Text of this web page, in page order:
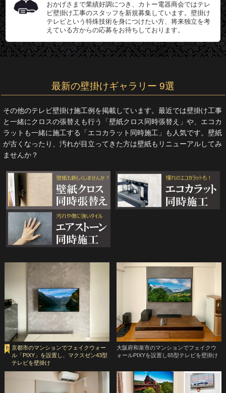
おかげさまで業績好調につき、カトー電器商会ではテレ
ビ壁掛け工事のスタッフを新規募集しています。壁掛け
テレビという特殊技術を身につけたい方、将来独立を考
えている方からの応募をお待ちしております。
最新の壁掛けギャラリー 9選
その他のテレビ壁掛け施工例を掲載しています。最近では壁掛け工事
と一緒にクロスの張替えも行う「壁紙クロス同時張替え」や、エコカ
ラットも一緒に施工する「エコカラット同時施工」も人気です。壁紙
が古くなったり、汚れが目立ってきた方は壁紙もリニューアルしてみ
ませんか？
京都市のマンションでフェイクウォー
ル「PIXY」を設置し、マクスゼン43型
テレビを壁掛け
大阪府和泉市のマンションでフェイクウ
ォールPIXYを設置し65型テレビを壁掛け